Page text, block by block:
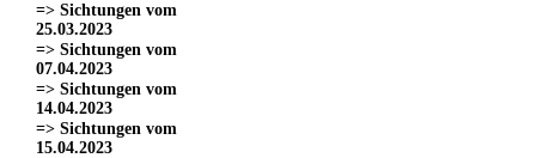
=> Sichtungen vom
25.03.2023
=> Sichtungen vom
07.04.2023
=> Sichtungen vom
14.04.2023
=> Sichtungen vom
15.04.2023